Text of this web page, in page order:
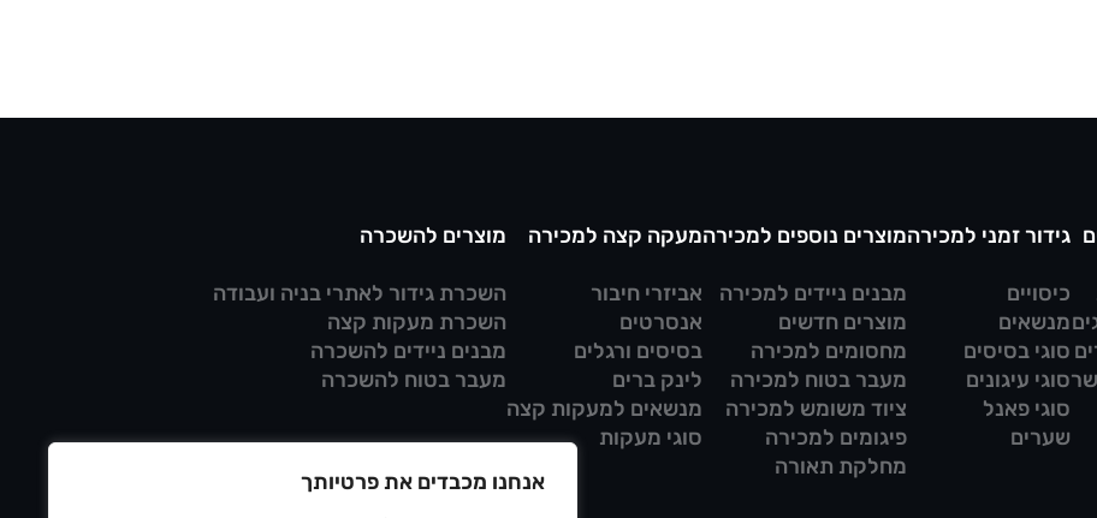
אנחנו מכבדים את פרטיותך
גידור זמני למכירה
כיסויים
מנשאים
סוגי בסיסים
סוגי עיגונים
סוגי פאנל
שערים
מוצרים נוספים למכירה
מבנים ניידים למכירה
מוצרים חדשים
מחסומים למכירה
מעבר בטוח למכירה
ציוד משומש למכירה
פיגומים למכירה
מחלקת תאורה
מעקה קצה למכירה
אביזרי חיבור
אנסרטים
בסיסים ורגלים
לינק ברים
מנשאים למעקות קצה
סוגי מעקות
מוצרים להשכרה
השכרת גידור לאתרי בניה ועבודה
השכרת מעקות קצה
מבנים ניידים להשכרה
מעבר בטוח להשכרה